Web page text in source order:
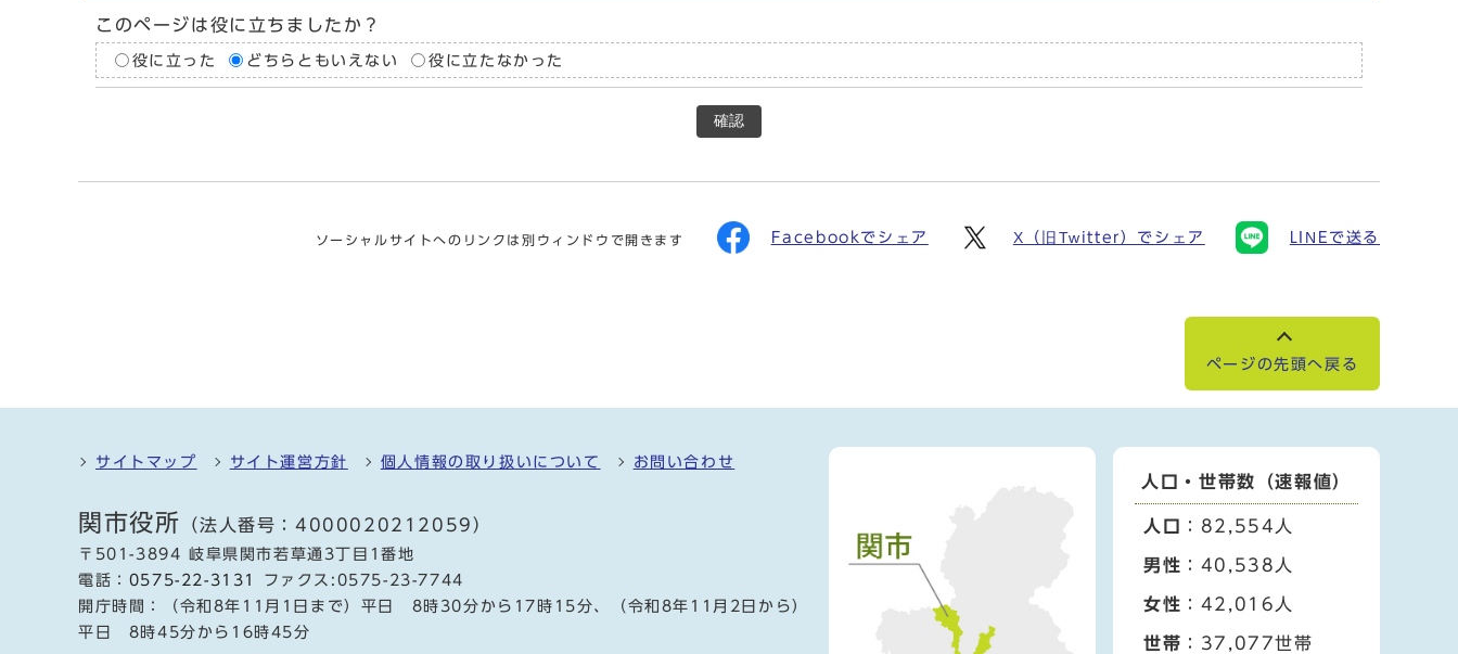
このページは役に立ちましたか？
役に立った どちらともいえない 役に立たなかった
確認
ソーシャルサイトへのリンクは別ウィンドウで開きます Facebookでシェア X（旧Twitter）でシェア LINEで送る
ページの先頭へ戻る
サイトマップ サイト運営方針 個人情報の取り扱いについて お問い合わせ
関市役所 （法人番号：4000020212059）
〒501-3894 岐阜県関市若草通3丁目1番地
電話： 0575-22-3131
ファクス:0575-23-7744
開庁時間：（令和8年11月1日まで）平日 8時30分から17時15分、（令和8年11月2日から）
平日 8時45分から16時45分
人口・世帯数（速報値）
人口 ：82,554人
男性 ：40,538人
女性 ：42,016人
世帯 ：37,077世帯